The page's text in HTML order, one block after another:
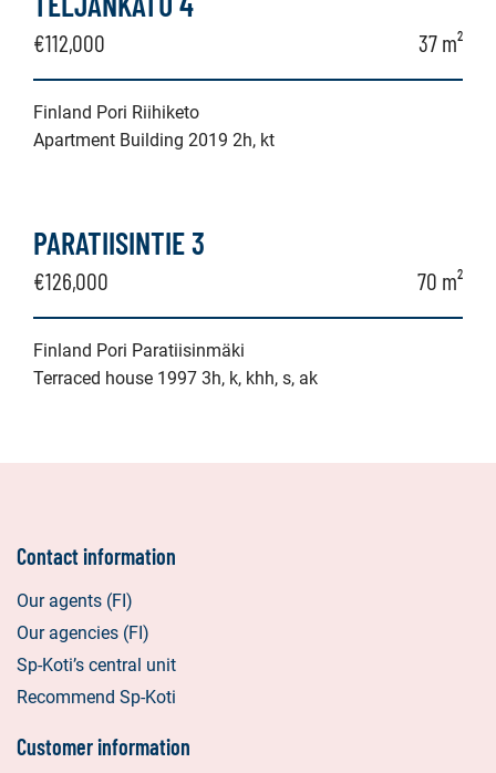
€112,000 37 m²
Finland Pori Riihiketo
Apartment Building 2019 2h, kt
PARATIISINTIE 3
€126,000 70 m²
Finland Pori Paratiisinmäki
Terraced house 1997 3h, k, khh, s, ak
Contact information
Our agents (FI)
Our agencies (FI)
Sp-Koti’s central unit
Recommend Sp-Koti
Customer information